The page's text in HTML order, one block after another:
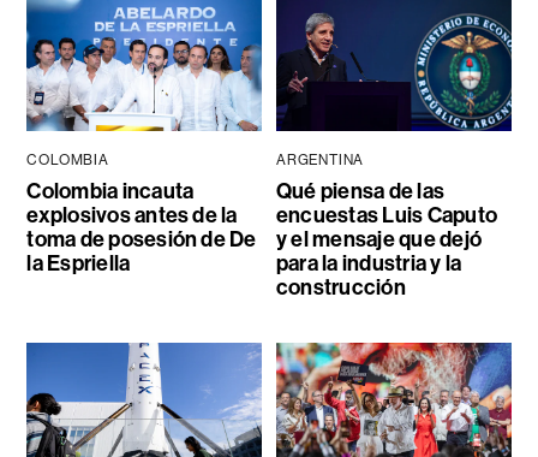
COLOMBIA
Colombia incauta
explosivos antes de la
toma de posesión de De
la Espriella
ARGENTINA
Qué piensa de las
encuestas Luis Caputo
y el mensaje que dejó
para la industria y la
construcción